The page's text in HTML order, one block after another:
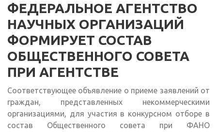
ФЕДЕРАЛЬНОЕ АГЕНТСТВО
НАУЧНЫХ ОРГАНИЗАЦИЙ
ФОРМИРУЕТ СОСТАВ
ОБЩЕСТВЕННОГО СОВЕТА
ПРИ АГЕНТСТВЕ
Соответствующее объявление о приеме заявлений от
граждан, представленных некоммерческими
организациями, для участия в конкурсном отборе в
состав Общественного совета при ФАНО